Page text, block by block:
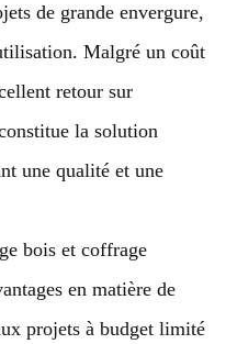
de grande envergure,
Malgré un coût
retour sur
la solution
une qualité et une
bois et coffrage
en matière de
projets à budget limité